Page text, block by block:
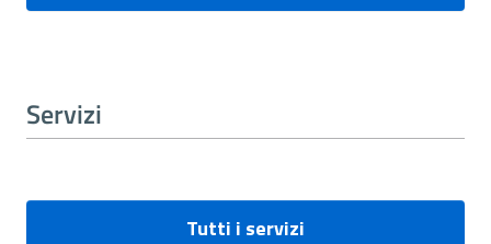
Servizi
Tutti i servizi